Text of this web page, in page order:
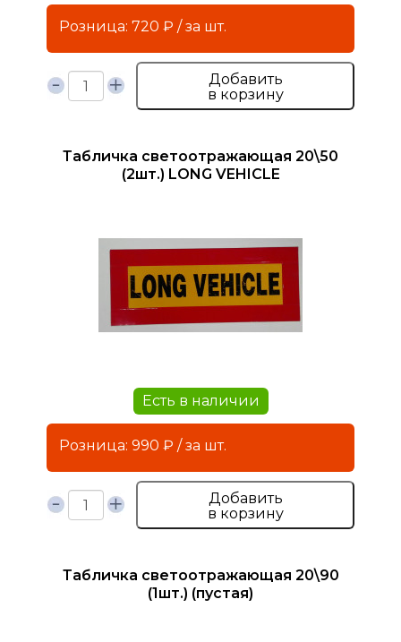
Розница: 720 ₽ / за шт.
Добавить
в корзину
Табличка светоотражающая 20\50
(2шт.) LONG VEHICLE
Есть в наличии
Розница: 990 ₽ / за шт.
Добавить
в корзину
Табличка светоотражающая 20\90
(1шт.) (пустая)